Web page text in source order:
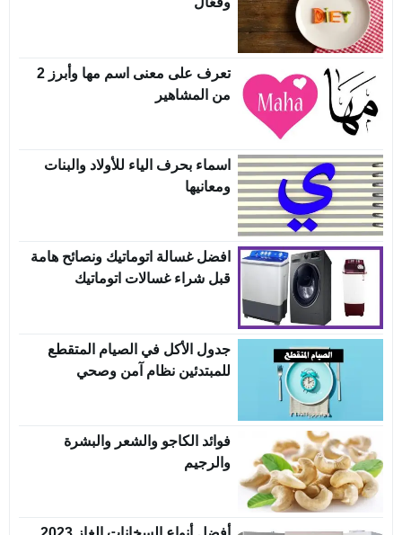
تعرف على معنى اسم مها وأبرز 2
من المشاهير
اسماء بحرف الياء للأولاد والبنات
ومعانيها
افضل غسالة اتوماتيك ونصائح هامة
قبل شراء غسالات اتوماتيك
جدول الأكل في الصيام المتقطع
للمبتدئين نظام آمن وصحي
فوائد الكاجو والشعر والبشرة
والرجيم